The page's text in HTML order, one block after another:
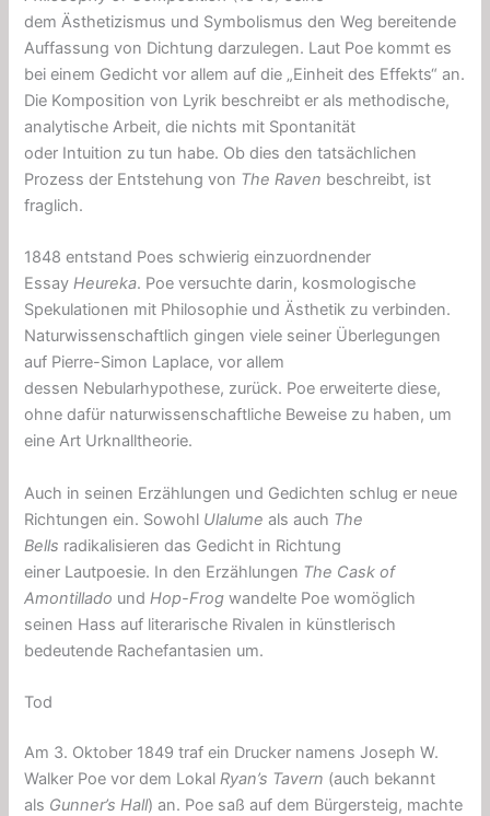
dem Ästhetizismus und Symbolismus den Weg bereitende
Auffassung von Dichtung darzulegen. Laut Poe kommt es
bei einem Gedicht vor allem auf die „Einheit des Effekts“ an.
Die Komposition von Lyrik beschreibt er als methodische,
analytische Arbeit, die nichts mit Spontanität
oder Intuition zu tun habe. Ob dies den tatsächlichen
Prozess der Entstehung von The Raven beschreibt, ist
fraglich.
1848 entstand Poes schwierig einzuordnender
EssayHeureka. Poe versuchte darin, kosmologische
Spekulationen mit Philosophie und Ästhetik zu verbinden.
Naturwissenschaftlich gingen viele seiner Überlegungen
auf Pierre-Simon Laplace, vor allem
dessen Nebularhypothese, zurück. Poe erweiterte diese,
ohne dafür naturwissenschaftliche Beweise zu haben, um
eine Art Urknalltheorie.
Auch in seinen Erzählungen und Gedichten schlug er neue
Richtungen ein. Sowohl Ulalume als auch The
Bells radikalisieren das Gedicht in Richtung
einer Lautpoesie. In den Erzählungen The Cask of
Amontillado undHop-Frog wandelte Poe womöglich
seinen Hass auf literarische Rivalen in künstlerisch
bedeutende Rachefantasien um.
Tod
Am 3. Oktober 1849 traf ein Drucker namens Joseph W.
Walker Poe vor dem LokalRyan’s Tavern (auch bekannt
als Gunner’s Hall) an. Poe saß auf dem Bürgersteig, machte